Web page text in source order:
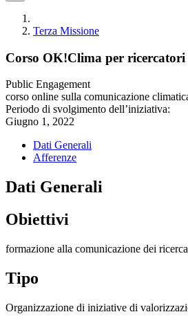
Terza Missione
Corso OK!Clima per ricercatori
Public Engagement
corso online sulla comunicazione
Periodo di svolgimento dell’iniziativa:
Giugno 1, 2022
Dati Generali
Afferenze
Dati Generali
Obiettivi
formazione alla comunicazione dei
Tipo
Organizzazione di iniziative di